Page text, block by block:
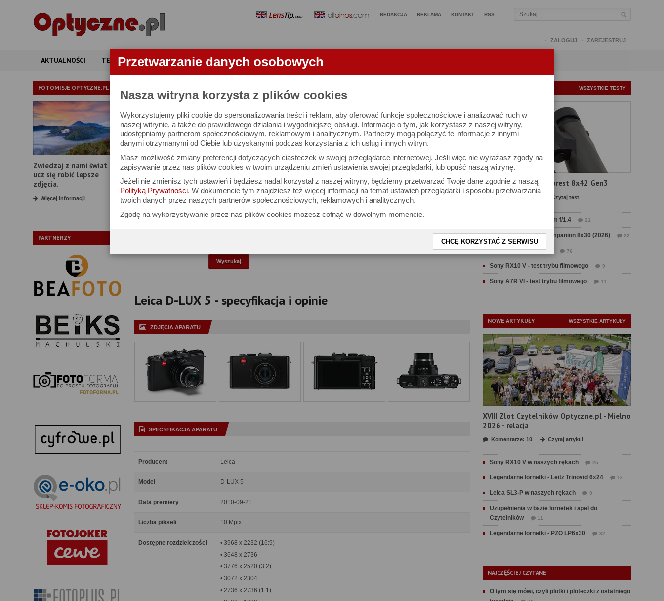
Przetwarzanie danych osobowych
Nasza witryna korzysta z plików cookies
Wykorzystujemy pliki cookie do spersonalizowania treści i reklam, aby oferować funkcje społecznościowe i analizować ruch w
naszej witrynie, a także do prawidłowego działania i wygodniejszej obsługi. Informacje o tym, jak korzystasz z naszej witryny,
udostępniamy partnerom społecznościowym, reklamowym i analitycznym. Partnerzy mogą połączyć te informacje z innymi
danymi otrzymanymi od Ciebie lub uzyskanymi podczas korzystania z ich usług i innych witryn.
Masz możliwość zmiany preferencji dotyczących ciasteczek w swojej przeglądarce internetowej. Jeśli więc nie wyrażasz zgody na
zapisywanie przez nas plików cookies w twoim urządzeniu zmień ustawienia swojej przeglądarki, lub opuść naszą witrynę.
Jeżeli nie zmienisz tych ustawień i będziesz nadal korzystał z naszej witryny, będziemy przetwarzać Twoje dane zgodnie z naszą
Polityką Prywatności. W dokumencie tym znajdziesz też więcej informacji na temat ustawień przeglądarki i sposobu przetwarzania
twoich danych przez naszych partnerów społecznościowych, reklamowych i analitycznych.
Zgodę na wykorzystywanie przez nas plików cookies możesz cofnąć w dowolnym momencie.
CHCĘ KORZYSTAĆ Z SERWISU
REDAKCJA REKLAMA KONTAKT RSS
ZALOGUJ ZAREJESTRUJ
AKTUALNOŚCI TESTY ARTYKUŁY APARATY OBIEKTYWY LORNETKI
FOTOMISJE OPTYCZNE.PL
Zwiedzaj z nami świat i
ucz się robić lepsze
zdjęcia.
Więcej informacji
PARTNERZY
APARATY
W bazie znajduje się 2455 aparatów i 10741 ocen.
Możesz też zrobić
własne porównanie aparatów
Porównaj aparaty
Proszę podać interesujące Cię parametry
Producent:
Model:
Rozdzielczość:
Zoom optyczny:
Leica D-LUX 5 - specyfikacja i opinie
ZDJĘCIA APARATU
SPECYFIKACJA APARATU
Producent Leica
Model D-LUX 5
Data premiery 2010-09-21
Liczba pikseli 10 Mpix
Dostępne rozdzielczości
• 3968 x 2232 (16:9)
• 3648 x 2736
• 3776 x 2520 (3:2)
• 3072 x 2304
• 2736 x 2736 (1:1)
WSZYSTKIE TESTY
Test Delta Optical Forest 8x42 Gen3
Czytaj test
Test Sirui Aurora 35 mm f/1.4 21
Test Swarovski CL Companion 8x30 (2026) 22
Test Fujifilm GFX 100 II 76
Sony RX10 V - test trybu filmowego 9
Sony A7R VI - test trybu filmowego 11
NOWE ARTYKUŁY WSZYSTKIE ARTYKUŁY
XVIII Zlot Czytelników Optyczne.pl - Mielno
2026 - relacja
Komentarze: 10 Czytaj artykuł
Sony RX10 V w naszych rękach 25
Legendarne lornetki - Leitz Trinovid 6x24 13
Leica SL3-P w naszych rękach 9
Uzupełnienia w bazie lornetek i apel do
Czytelników
11
Legendarne lornetki - PZO LP6x30 32
NAJCZĘŚCIEJ CZYTANE
O tym się mówi, czyli plotki i ploteczki z ostatniego